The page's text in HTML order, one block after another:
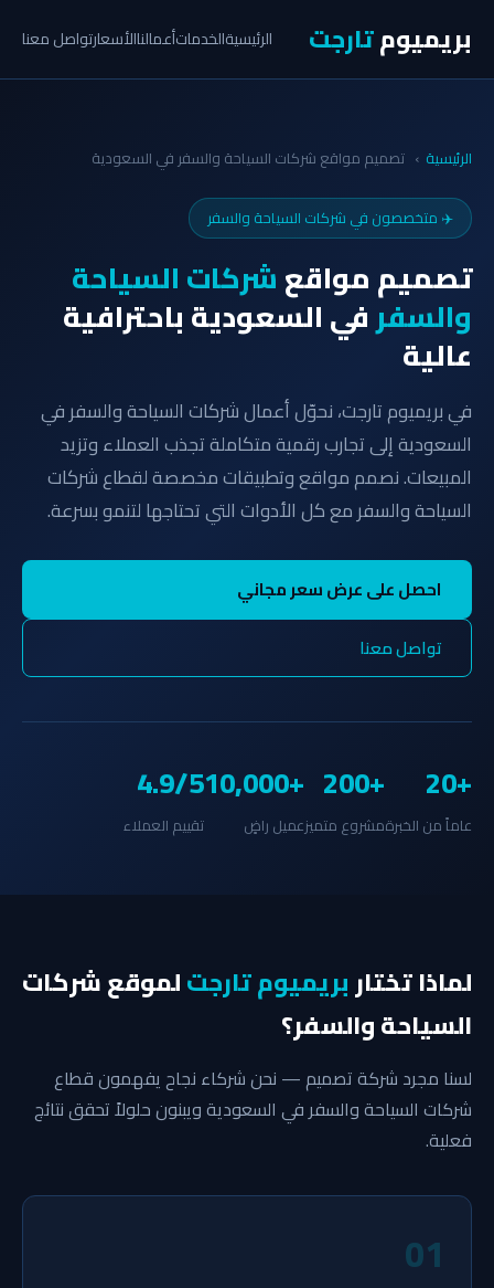
بريميومتارجت الرئيسيةالخدماتأعمالناالأسعارتواصل معنا
الرئيسية › تصميم مواقع شركات السياحة والسفر في السعودية
✈️ متخصصون في شركات السياحة والسفر
تصميم مواقعشركات السياحة
والسفرفي السعودية باحترافية
عالية
في بريميوم تارجت، نحوّل أعمال شركات السياحة والسفر في
السعودية إلى تجارب رقمية متكاملة تجذب العملاء وتزيد
المبيعات. نصمم مواقع وتطبيقات مخصصة لقطاع شركات
السياحة والسفر مع كل الأدوات التي تحتاجها لتنمو بسرعة.
احصل على عرض سعر مجاني
تواصل معنا
+20
عاماً من الخبرة
+200
مشروع متميز
+10,000
عميل راضٍ
4.9/5
تقييم العملاء
لماذا تختاربريميوم تارجتلموقع شركات
السياحة والسفر؟
لسنا مجرد شركة تصميم — نحن شركاء نجاح يفهمون قطاع
شركات السياحة والسفر في السعودية ويبنون حلولاً تحقق نتائج
فعلية.
01